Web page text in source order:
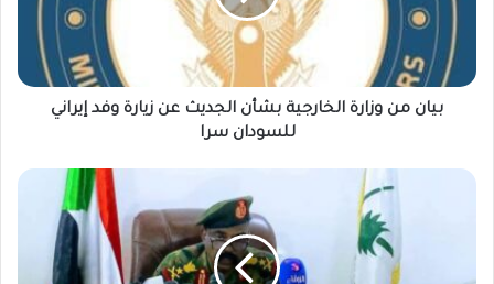
زيارة
وفد
بيان من وزارة الخارجية بشأن الجديث عن زيارة وفد إيراني
للسودان سرا
الشمالية